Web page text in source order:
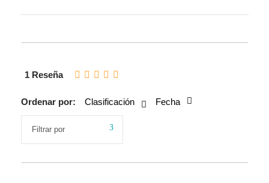
1 Reseña
Ordenar por: Clasificación Fecha